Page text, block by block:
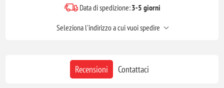
Data di spedizione:3-5 giorni
Seleziona l'indirizzo a cui vuoi spedire
Recensioni Contattaci